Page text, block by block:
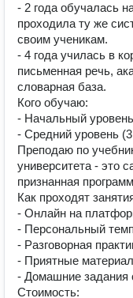
- 2 года обучалась
проходила ту же
своим ученикам.
- 4 года училась в
письменная речь,
словарная база.
Кого обучаю:
- Начальный
- Средний уровень
Преподаю по
университета - это
признанная
Как проходят
- Онлайн на
- Персональный
- Разговорная
- Приятные
- Домашние задания
Стоимость: